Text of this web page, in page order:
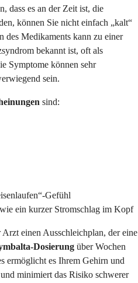
dass es an der Zeit ist, die
können Sie nicht einfach „kalt“
des Medikaments kann zu einer
bekannt ist, oft als
Symptome können sehr
sein.
sind:
Gefühl
ein kurzer Stromschlag im Kopf
einen Ausschleichplan, der eine
Dosierung über Wochen
ermöglicht es Ihrem Gehirn und
minimiert das Risiko schwerer